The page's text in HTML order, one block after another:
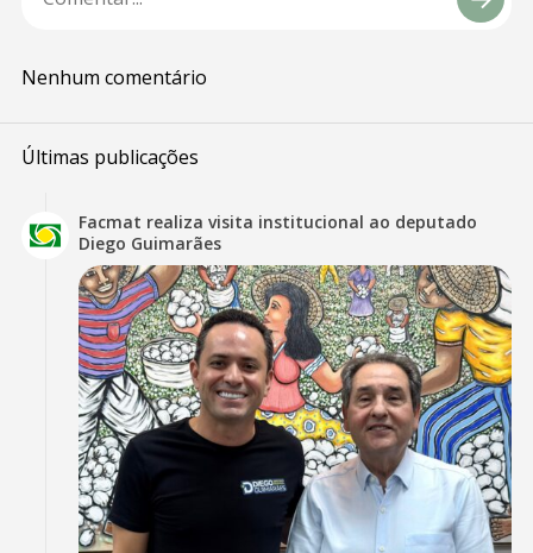
Nenhum comentário
Últimas publicações
Facmat realiza visita institucional ao deputado
Diego Guimarães